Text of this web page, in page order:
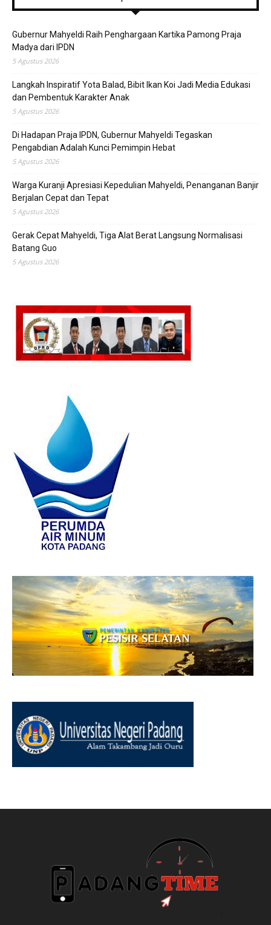
Gubernur Mahyeldi Raih Penghargaan Kartika Pamong Praja
Madya dari IPDN
5 Agustus 2026
Langkah Inspiratif Yota Balad, Bibit Ikan Koi Jadi Media Edukasi
dan Pembentuk Karakter Anak
5 Agustus 2026
Di Hadapan Praja IPDN, Gubernur Mahyeldi Tegaskan
Pengabdian Adalah Kunci Pemimpin Hebat
5 Agustus 2026
Warga Kuranji Apresiasi Kepedulian Mahyeldi, Penanganan Banjir
Berjalan Cepat dan Tepat
5 Agustus 2026
Gerak Cepat Mahyeldi, Tiga Alat Berat Langsung Normalisasi
Batang Guo
5 Agustus 2026